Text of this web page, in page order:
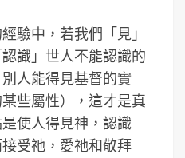
驗中，若我們「見」
識」世人不能認識的
人能得見基督的實
些屬性），這才是真
使人得見神，認識
受祂，愛祂和敬拜